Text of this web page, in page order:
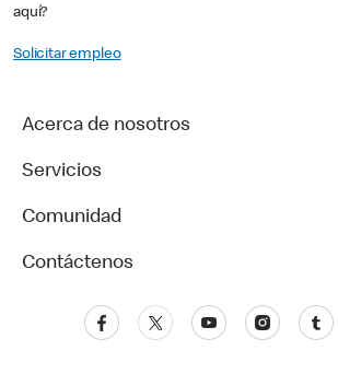
aquí?
Solicitar empleo
Acerca de nosotros
Servicios
Comunidad
Contáctenos